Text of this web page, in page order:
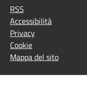
RSS
Accessibilità
Privacy
Cookie
Mappa del sito